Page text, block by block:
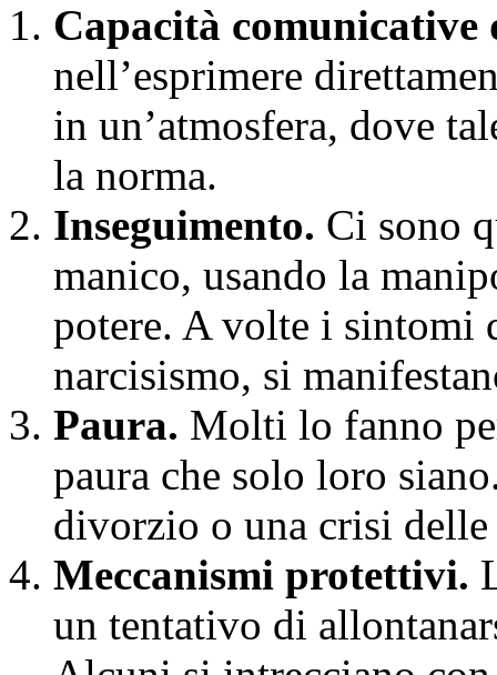
Capacità comunicative
nell’esprimere
in un’atmosfera, dove
la norma.
Inseguimento. Ci sono
manico, usando la
potere. A volte i sintomi
narcisismo, si
Paura. Molti lo fanno
paura che solo loro
divorzio o una crisi
Meccanismi protettivi.
un tentativo di